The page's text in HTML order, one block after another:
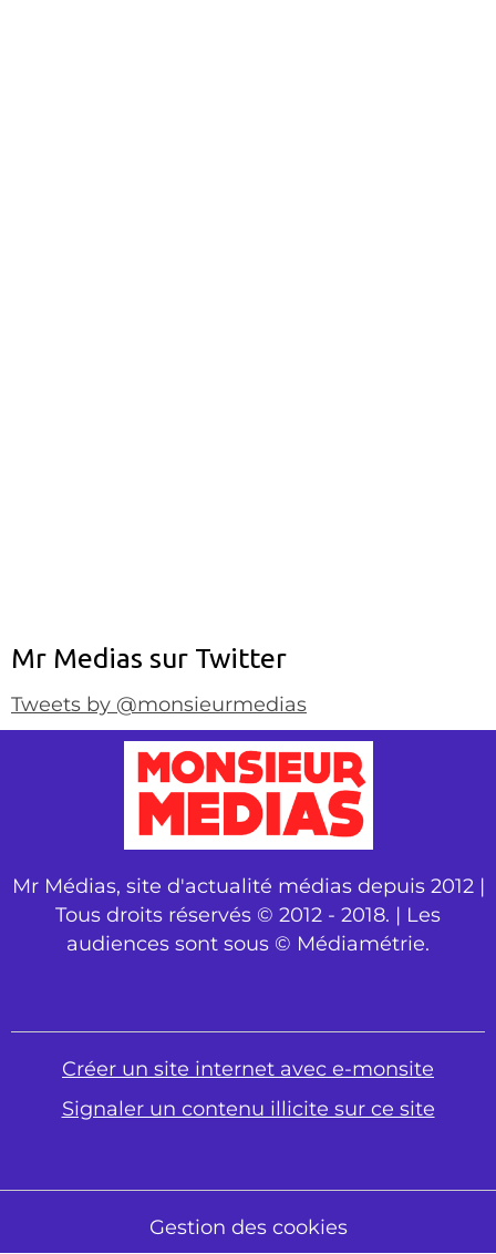
Mr Medias sur Twitter
Tweets by @monsieurmedias
Mr Médias, site d'actualité médias depuis 2012 |
Tous droits réservés © 2012 - 2018. | Les
audiences sont sous © Médiamétrie.
Créer un site internet avec e-monsite
Signaler un contenu illicite sur ce site
Gestion des cookies